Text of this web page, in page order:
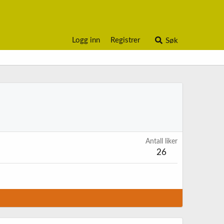
Logg inn Registrer Søk
Antall liker
26